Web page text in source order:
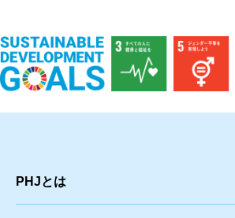
PHJとは